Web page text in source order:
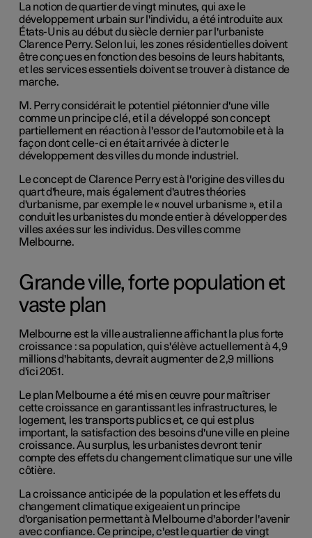
La notion de quartier de vingt minutes, qui axe le
développement urbain sur l'individu, a été introduite aux
États-Unis au début du siècle dernier par l'urbaniste
Clarence Perry. Selon lui, les zones résidentielles doivent
être conçues en fonction des besoins de leurs habitants,
et les services essentiels doivent se trouver à distance de
marche.
M. Perry considérait le potentiel piétonnier d'une ville
comme un principe clé, et il a développé son concept
partiellement en réaction à l'essor de l'automobile et à la
façon dont celle-ci en était arrivée à dicter le
développement des villes du monde industriel.
Le concept de Clarence Perry est à l'origine des villes du
quart d'heure, mais également d'autres théories
d'urbanisme, par exemple le « nouvel urbanisme », et il a
conduit les urbanistes du monde entier à développer des
villes axées sur les individus. Des villes comme
Melbourne.
Grande ville, forte population et
vaste plan
Melbourne est la ville australienne affichant la plus forte
croissance : sa population, qui s'élève actuellement à 4,9
millions d'habitants, devrait augmenter de 2,9 millions
d'ici 2051.
Le plan Melbourne a été mis en œuvre pour maîtriser
cette croissance en garantissant les infrastructures, le
logement, les transports publics et, ce qui est plus
important, la satisfaction des besoins d'une ville en pleine
croissance. Au surplus, les urbanistes devront tenir
compte des effets du changement climatique sur une ville
côtière.
La croissance anticipée de la population et les effets du
changement climatique exigeaient un principe
d'organisation permettant à Melbourne d'aborder l'avenir
avec confiance. Ce principe, c'est le quartier de vingt